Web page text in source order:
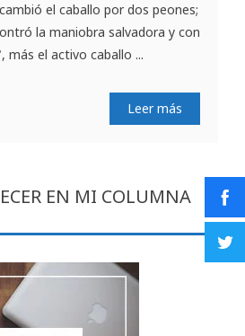
el caballo por dos peones;
la maniobra salvadora y con
más el activo caballo ...
Leer más
EN MI COLUMNA